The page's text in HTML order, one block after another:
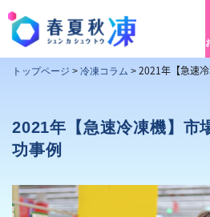
トップページ > 冷凍コラム > 2021年【急速
2021年【急速冷凍機】市
功事例